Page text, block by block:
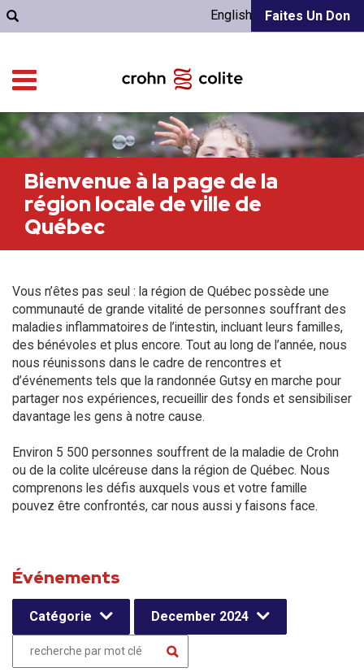
Faites Un Don
English
Bienvenue à la page de la
région locale de ville de
Québec
Vous n’êtes pas seul : la région de Québec possède une
communauté de grande vitalité de personnes souffrant des
maladies inflammatoires de l’intestin, incluant leurs familles,
des bénévoles et plus encore. Tout au long de l’année, nous
nous réunissons dans le cadre de rencontres et
d’événements tels que la randonnée Gutsy en marche pour
partager nos expériences, recueillir des fonds et sensibiliser
davantage les gens à notre cause.
Environ 5 500 personnes souffrent de la maladie de Crohn
ou de la colite ulcéreuse dans la région de Québec. Nous
comprenons les défis auxquels vous et votre famille
pouvez être confrontés, car nous aussi y faisons face.
Événements
Catégorie December 2024